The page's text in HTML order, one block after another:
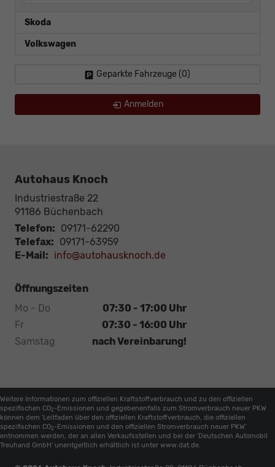
Skoda
Volkswagen
Geparkte Fahrzeuge (0)
Anmelden
Autohaus Knoch
Industriestraße 22
91186 Büchenbach
Telefon: 09171-62290
Telefax: 09171-63959
E-Mail: info@autohausknoch.de
Öffnungszeiten
Mo - Do
07:30 - 17:00 Uhr
Fr
07:30 - 16:00 Uhr
Samstag
nach Vereinbarung!
Weitere Informationen zum offiziellen Kraftstoffverbrauch und zu den offiziellen
spezifischen CO2 -Emissionen und gegebenenfalls zum Stromverbrauch neuer PKW
können dem 'Leitfaden über den offiziellen Kraftstoffverbrauch, die offiziellen
spezifischen CO2 -Emissionen und den offiziellen Stromverbrauch neuer PKW'
entnommen werden, der an allen Verkaufsstellen und bei der 'Deutschen Automobil
Treuhand GmbH' unentgeltlich erhältlich ist unter www.dat.de.